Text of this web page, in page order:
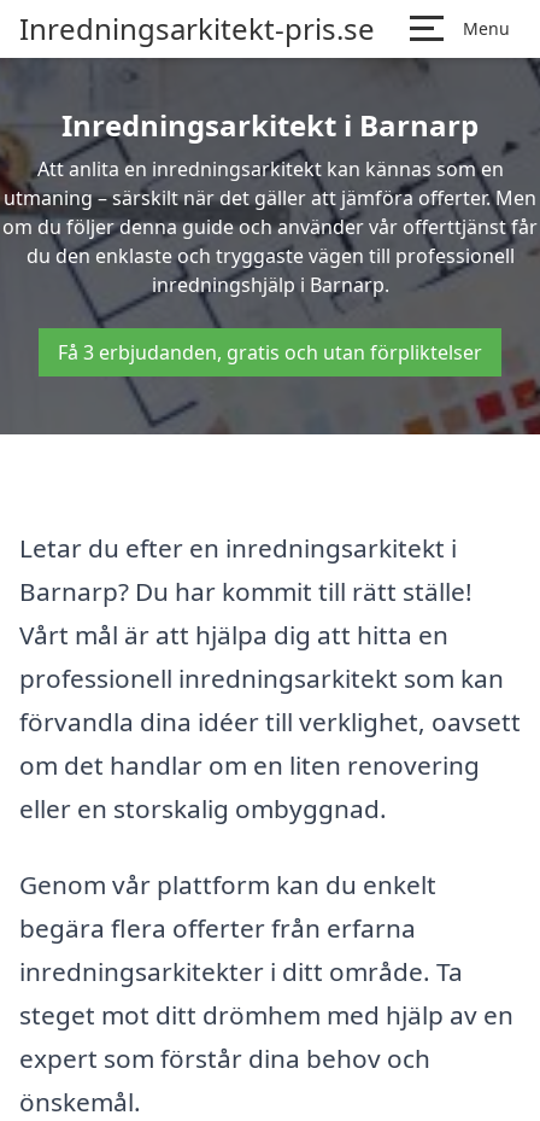
Inredningsarkitekt-pris.se Menu
Inredningsarkitekt i Barnarp
Att anlita en inredningsarkitekt kan kännas som en
utmaning – särskilt när det gäller att jämföra offerter. Men
om du följer denna guide och använder vår offerttjänst får
du den enklaste och tryggaste vägen till professionell
inredningshjälp i Barnarp.
Få 3 erbjudanden, gratis och utan förpliktelser
Letar du efter en inredningsarkitekt i
Barnarp? Du har kommit till rätt ställe!
Vårt mål är att hjälpa dig att hitta en
professionell inredningsarkitekt som kan
förvandla dina idéer till verklighet, oavsett
om det handlar om en liten renovering
eller en storskalig ombyggnad.
Genom vår plattform kan du enkelt
begära flera offerter från erfarna
inredningsarkitekter i ditt område. Ta
steget mot ditt drömhem med hjälp av en
expert som förstår dina behov och
önskemål.